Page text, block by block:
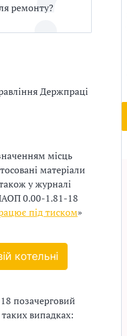
ремонту?
Держпраці
місць
матеріали
у журналі
0.00-1.81-18
під тиском»
котельні
позачерговий
випадках: